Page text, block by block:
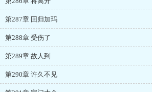
第287章 回归加玛
第288章 受伤了
第289章 故人到
第290章 许久不见